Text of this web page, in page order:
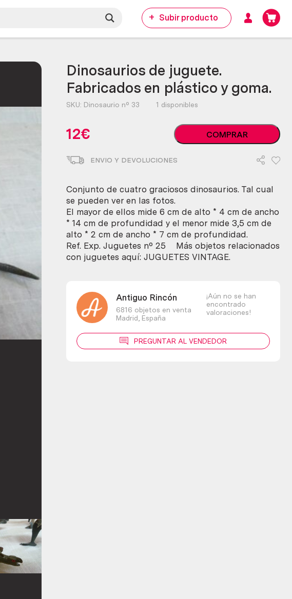
Subir producto
Dinosaurios de juguete.
Fabricados en plástico y goma.
SKU: Dinosaurio nº 33 1 disponibles
12€
Dinosaurios
de
Fabricados
plástico
y
goma.
cantidad
COMPRAR
ENVIO Y DEVOLUCIONES
Conjunto de cuatro graciosos dinosaurios. Tal cual
se pueden ver en las fotos.
El mayor de ellos mide 6 cm de alto * 4 cm de ancho
* 14 cm de profundidad y el menor mide 3,5 cm de
alto * 2 cm de ancho * 7 cm de profundidad.
Ref. Exp. Juguetes nº 25 Más objetos relacionados
con juguetes aquí: JUGUETES VINTAGE.
Antiguo Rincón
6816 objetos en venta
Madrid, España
¡Aún no se han
encontrado
valoraciones!
PREGUNTAR AL VENDEDOR